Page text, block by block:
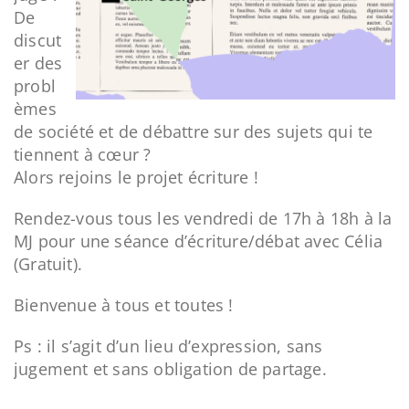
De
discut
er des
probl
èmes
de société et de débattre sur des sujets qui te
tiennent à cœur ?
Alors rejoins le projet écriture !
Rendez-vous tous les vendredi de 17h à 18h à la
MJ pour une séance d’écriture/débat avec Célia
(Gratuit).
Bienvenue à tous et toutes !
Ps : il s’agit d’un lieu d’expression, sans
jugement et sans obligation de partage.